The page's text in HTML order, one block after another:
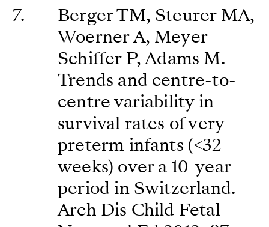
Berger TM, Steurer MA,
Woerner A, Meyer-
Schiffer P, Adams M.
Trends and centre-to-
centre variability in
survival rates of very
preterm infants (<32
weeks) over a 10-year-
period in Switzerland.
Arch Dis Child Fetal